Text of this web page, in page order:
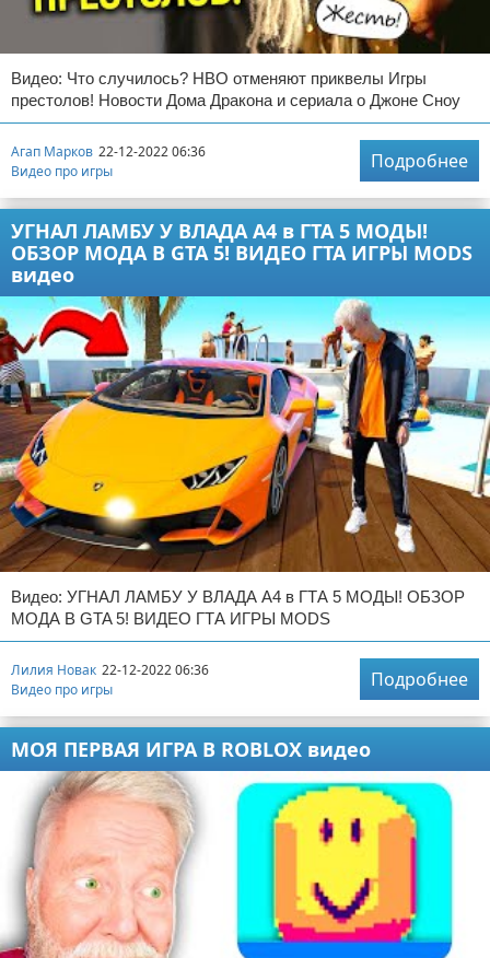
Видео: Что случилось? НВО отменяют приквелы Игры
престолов! Новости Дома Дракона и сериала о Джоне Сноу
Агап Марков 22-12-2022 06:36
Видео про игры
Подробнее
УГНАЛ ЛАМБУ У ВЛАДА А4 в ГТА 5 МОДЫ!
ОБЗОР МОДА В GTA 5! ВИДЕО ГТА ИГРЫ MODS
видео
Видео: УГНАЛ ЛАМБУ У ВЛАДА А4 в ГТА 5 МОДЫ! ОБЗОР
МОДА В GTA 5! ВИДЕО ГТА ИГРЫ MODS
Лилия Новак 22-12-2022 06:36
Видео про игры
Подробнее
МОЯ ПЕРВАЯ ИГРА В ROBLOX видео